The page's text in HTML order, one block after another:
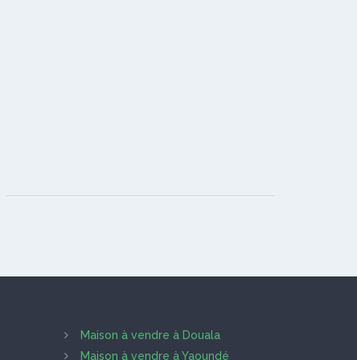
Maison à vendre à Douala
Maison à vendre à Yaoundé